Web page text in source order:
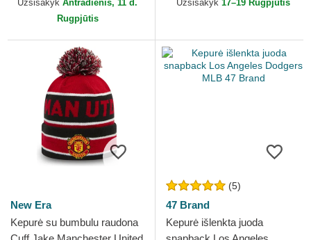
Užsisakyk Antradienis, 11 d.
Rugpjūtis
Užsisakyk 17–19 Rugpjūtis
New Era
Kepurė su bumbulu raudona
(5)
47 Brand
Kepurė išlenkta juoda